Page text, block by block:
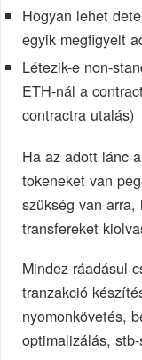
Hogyan lehet
egyik megfigyelt
Létezik-e non-
ETH-nál a
contractra utalás)
Ha az adott lánc
tokeneket van
szükség van
transfereket
Mindez ráadásul
tranzakció
nyomonkövetés,
optimalizálás,